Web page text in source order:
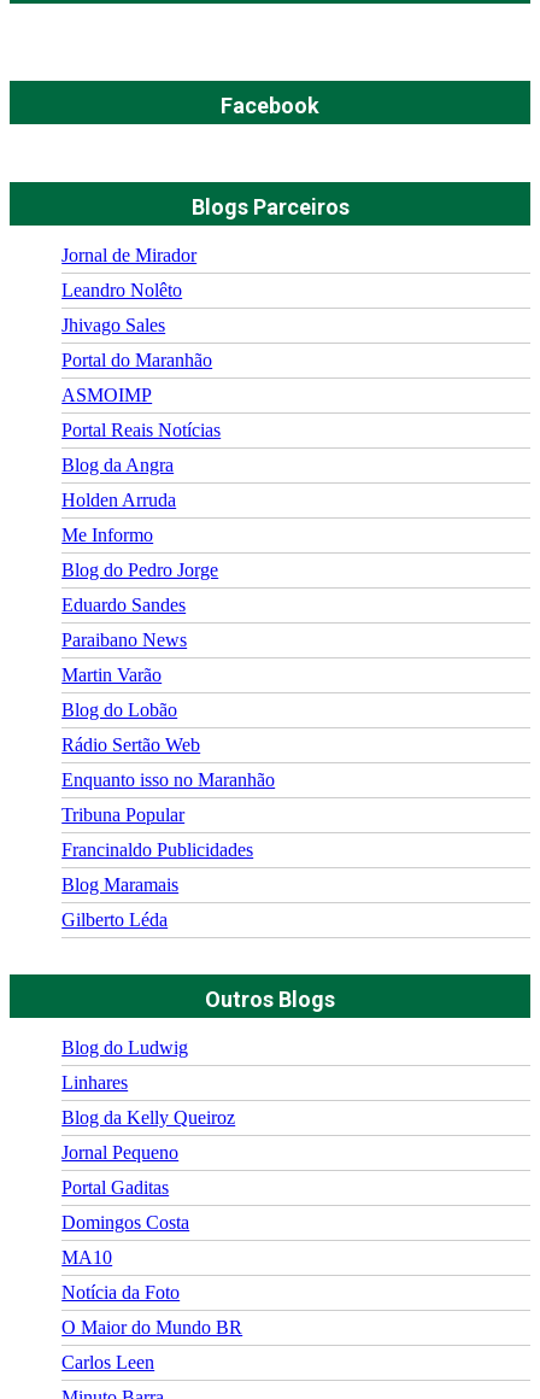
Facebook
Blogs Parceiros
Jornal de Mirador
Leandro Nolêto
Jhivago Sales
Portal do Maranhão
ASMOIMP
Portal Reais Notí­cias
Blog da Angra
Holden Arruda
Me Informo
Blog do Pedro Jorge
Eduardo Sandes
Paraibano News
Martin Varão
Blog do Lobão
Rádio Sertão Web
Enquanto isso no Maranhão
Tribuna Popular
Francinaldo Publicidades
Blog Maramais
Gilberto Léda
Outros Blogs
Blog do Ludwig
Linhares
Blog da Kelly Queiroz
Jornal Pequeno
Portal Gaditas
Domingos Costa
MA10
Notícia da Foto
O Maior do Mundo BR
Carlos Leen